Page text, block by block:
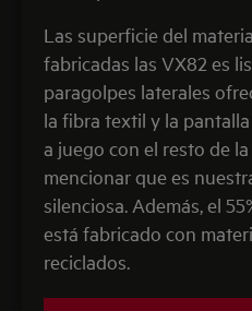
Las superficie del
fabricadas las VX82 es
paragolpes laterales
la fibra textil y la
a juego con el resto de
mencionar que es
silenciosa. Además, el
está fabricado con
reciclados.